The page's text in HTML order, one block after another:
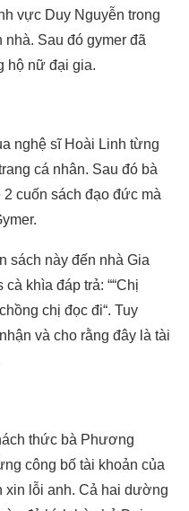
vực Duy Nguyễn trong
Sau đó gymer đã
hộ nữ đại gia.
nghệ sĩ Hoài Linh từng
cá nhân. Sau đó bà
cuốn sách đạo đức mà
sách này đến nhà Gia
khìa đáp trả: ““Chị
chị đọc đi“. Tuy
và cho rằng đây là tài
thức bà Phương
công bố tài khoản của
xin lỗi anh. Cả hai dường